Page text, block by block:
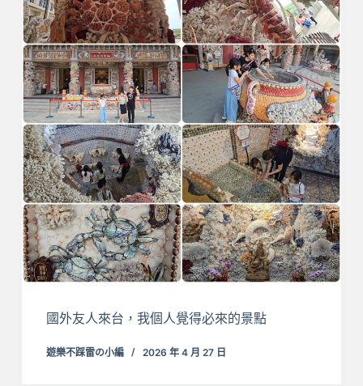
國外友人來台，我個人覺得必來的景點
遊樂不踩雷の小編 2026 年 4 月 27 日